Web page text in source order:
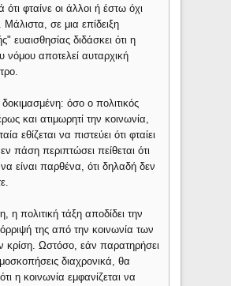
ότι φταίνε οι άλλοι ή έστω όχι
σε μια επίδειξη
ευαισθησίας διδάσκει ότι η
νόμου αποτελεί αυταρχική
δοκιμασμένη: όσο ο πολιτικός
και ατιμωρητί την κοινωνία,
εθίζεται να πιστεύει ότι φταίει
πάση περιπτώσει πείθεται ότι
είναι παρθένα, ότι δηλαδή δεν
η πολιτική τάξη αποδίδει την
της από την κοινωνία των
κρίση. Ωστόσο, εάν παρατηρήσει
διαχρονικά, θα
η κοινωνία εμφανίζεται να